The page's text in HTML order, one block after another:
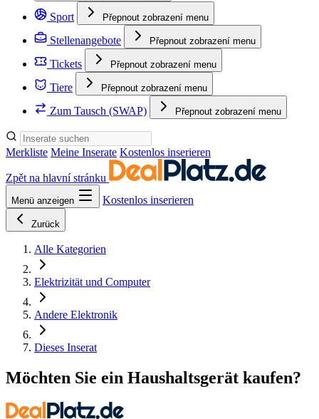
Sport Přepnout zobrazení menu
Stellenangebote Přepnout zobrazení menu
Tickets Přepnout zobrazení menu
Tiere Přepnout zobrazení menu
Zum Tausch (SWAP) Přepnout zobrazení menu
Merkliste Meine Inserate Kostenlos inserieren
Zpět na hlavní stránku
Menü anzeigen Kostenlos inserieren
Zurück
Alle Kategorien
Elektrizität und Computer
Andere Elektronik
Dieses Inserat
Möchten Sie ein Haushaltsgerät kaufen?